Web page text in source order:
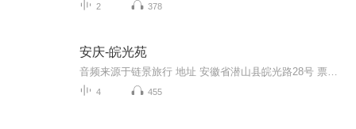
2 378
安庆-皖光苑
4 455